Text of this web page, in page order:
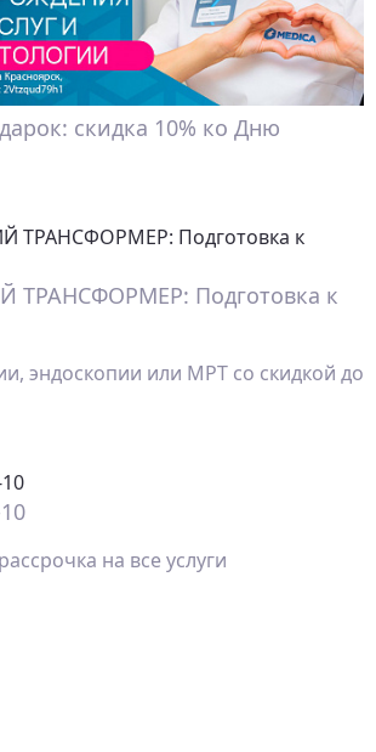
скидка 10% ко Дню
Подготовка к
эндоскопии или МРТ со скидкой до
на все услуги